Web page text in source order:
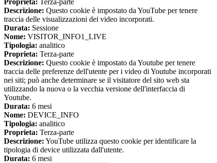
Proprieta: Terza-parte
Descrizione: Questo cookie è impostato da YouTube per tenere
traccia delle visualizzazioni dei video incorporati.
Durata: Sessione
Nome: VISITOR_INFO1_LIVE
Tipologia: analitico
Proprieta: Terza-parte
Descrizione: Questo cookie è impostato da Youtube per tenere
traccia delle preferenze dell'utente per i video di Youtube incorporati
nei siti; può anche determinare se il visitatore del sito web sta
utilizzando la nuova o la vecchia versione dell'interfaccia di
Youtube.
Durata: 6 mesi
Nome: DEVICE_INFO
Tipologia: analitico
Proprieta: Terza-parte
Descrizione: YouTube utilizza questo cookie per identificare la
tipologia di device utilizzata dall'utente.
Durata: 6 mesi